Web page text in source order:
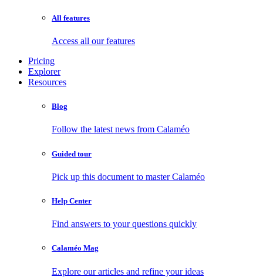
All features
Access all our features
Pricing
Explorer
Resources
Blog
Follow the latest news from Calaméo
Guided tour
Pick up this document to master Calaméo
Help Center
Find answers to your questions quickly
Calaméo Mag
Explore our articles and refine your ideas